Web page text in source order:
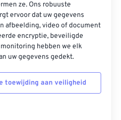
ze. Ons robuuste
ervoor dat uw gegevens
afbeelding, video of document
encryptie, beveiligde
hebben we elk
uw gegevens gedekt.
toewijding aan veiligheid